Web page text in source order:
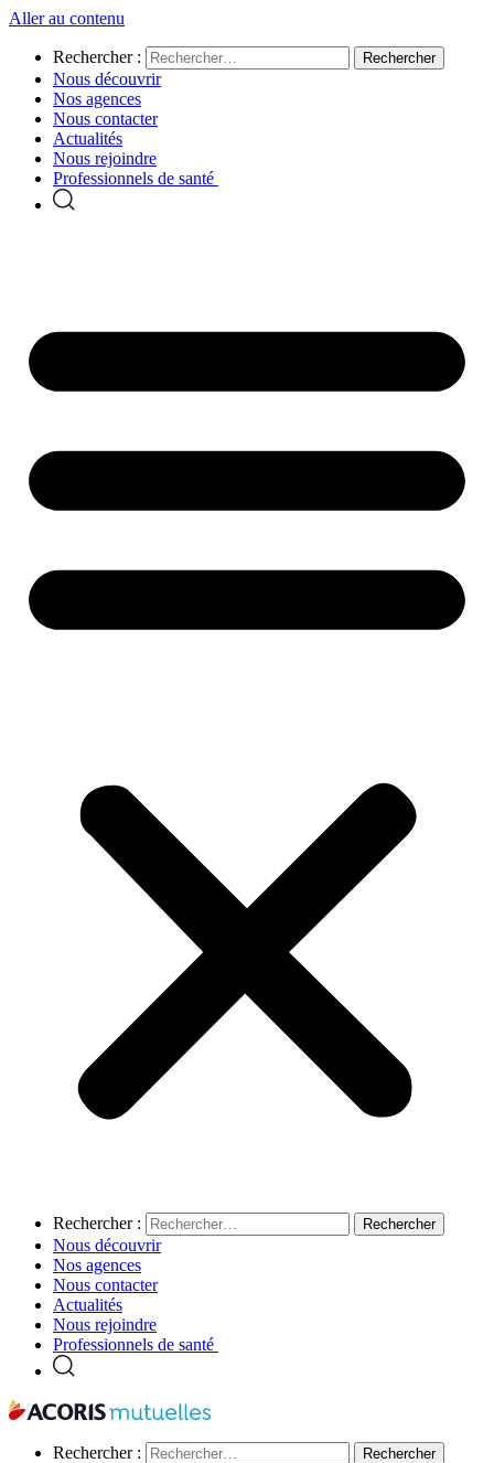
Aller au contenu
Rechercher :
Nous découvrir
Nos agences
Nous contacter
Actualités
Nous rejoindre
Professionnels de santé
Rechercher :
Nous découvrir
Nos agences
Nous contacter
Actualités
Nous rejoindre
Professionnels de santé
Rechercher :